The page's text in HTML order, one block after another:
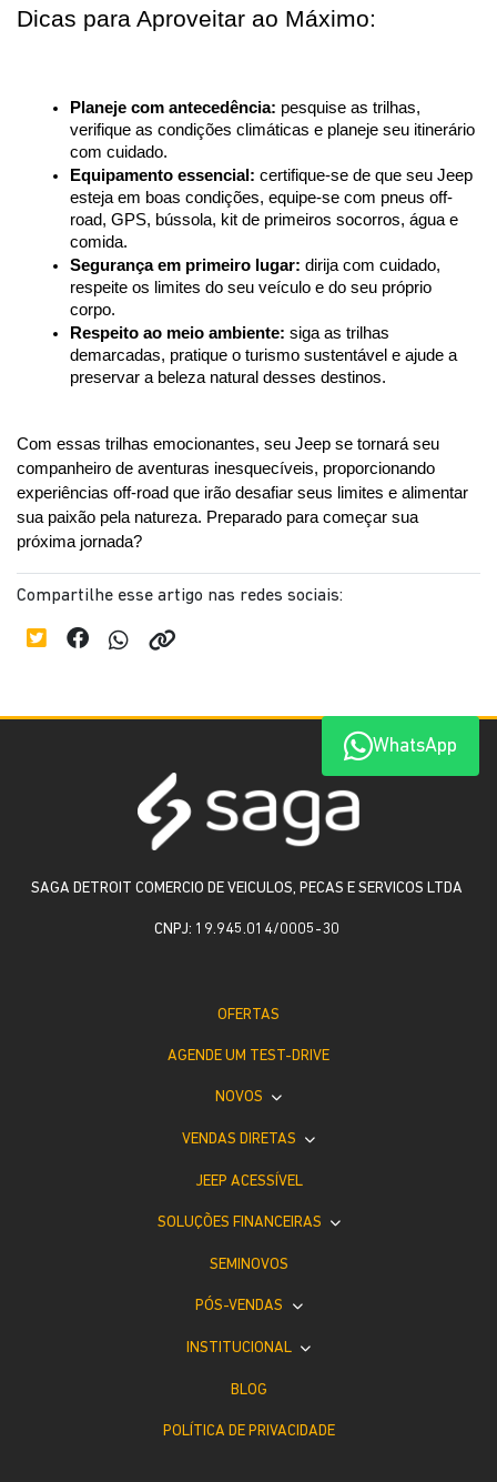
Dicas para Aproveitar ao Máximo:
Planeje com antecedência: pesquise as trilhas,
verifique as condições climáticas e planeje seu itinerário
com cuidado.
Equipamento essencial: certifique-se de que seu Jeep
esteja em boas condições, equipe-se com pneus off-
road, GPS, bússola, kit de primeiros socorros, água e
comida.
Segurança em primeiro lugar: dirija com cuidado,
respeite os limites do seu veículo e do seu próprio
corpo.
Respeito ao meio ambiente: siga as trilhas
demarcadas, pratique o turismo sustentável e ajude a
preservar a beleza natural desses destinos.
Com essas trilhas emocionantes, seu Jeep se tornará seu
companheiro de aventuras inesquecíveis, proporcionando
experiências off-road que irão desafiar seus limites e alimentar
sua paixão pela natureza. Preparado para começar sua
próxima jornada?
Compartilhe esse artigo nas redes sociais:
WhatsApp
SAGA DETROIT COMERCIO DE VEICULOS, PECAS E SERVICOS LTDA
CNPJ: 19.945.014/0005-30
OFERTAS
AGENDE UM TEST-DRIVE
NOVOS
VENDAS DIRETAS
JEEP ACESSÍVEL
SOLUÇÕES FINANCEIRAS
SEMINOVOS
PÓS-VENDAS
INSTITUCIONAL
BLOG
POLÍTICA DE PRIVACIDADE